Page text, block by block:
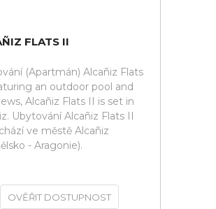
FLATS II
(Apartmán) Alcañiz Flats
an outdoor pool and
Alcañiz Flats II is set in
Ubytování Alcañiz Flats II
ve městě Alcañiz
- Aragonie).
OVĚŘIT DOSTUPNOST